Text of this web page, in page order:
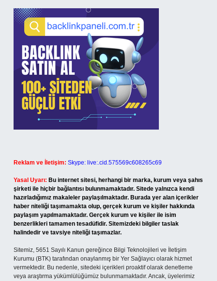
Reklam ve İletişim: Skype: live:.cid.575569c608265c69
Yasal Uyarı: Bu internet sitesi, herhangi bir marka, kurum veya şahıs
şirketi ile hiçbir bağlantısı bulunmamaktadır. Sitede yalnızca kendi
hazırladığımız makaleler paylaşılmaktadır. Burada yer alan içerikler
haber niteliği taşımamakta olup, gerçek kurum ve kişiler hakkında
paylaşım yapılmamaktadır. Gerçek kurum ve kişiler ile isim
benzerlikleri tamamen tesadüfidir. Sitemizdeki bilgiler taslak
halindedir ve tavsiye niteliği taşımazlar.
Sitemiz, 5651 Sayılı Kanun gereğince Bilgi Teknolojileri ve İletişim
Kurumu (BTK) tarafından onaylanmış bir Yer Sağlayıcı olarak hizmet
vermektedir. Bu nedenle, sitedeki içerikleri proaktif olarak denetleme
veya araştırma yükümlülüğümüz bulunmamaktadır. Ancak, üyelerimiz